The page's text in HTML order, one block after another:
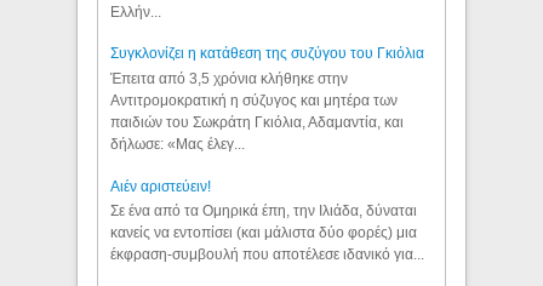
Ελλήν...
Συγκλονίζει η κατάθεση της συζύγου του Γκιόλια
Έπειτα από 3,5 χρόνια κλήθηκε στην
Αντιτρομοκρατική η σύζυγος και μητέρα των
παιδιών του Σωκράτη Γκιόλια, Αδαμαντία, και
δήλωσε: «Μας έλεγ...
Aιέν αριστεύειν!
Σε ένα από τα Ομηρικά έπη, την Ιλιάδα, δύναται
κανείς να εντοπίσει (και μάλιστα δύο φορές) μια
έκφραση-συμβουλή που αποτέλεσε ιδανικό για...